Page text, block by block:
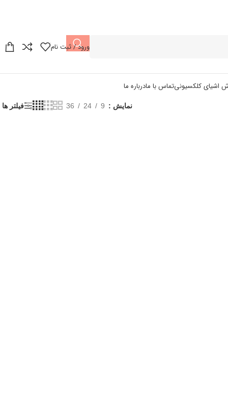
ورود / ثبت نام
اشیای کلکسیونیتماس با مادرباره ما
نمایش 9
24
36 فیلتر ها